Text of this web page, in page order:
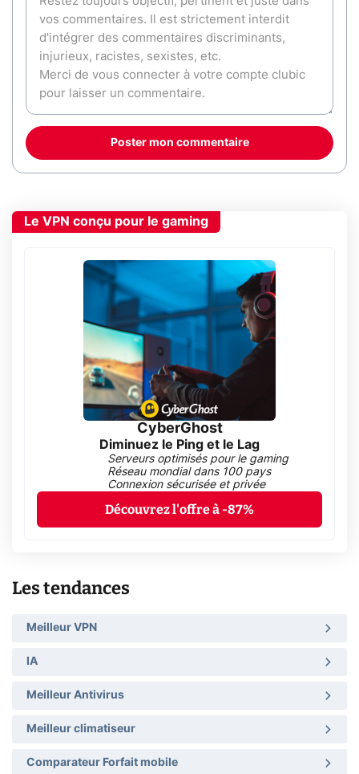
Poster mon commentaire
Le VPN conçu pour le gaming
CyberGhost
Diminuez le Ping et le Lag
Serveurs optimisés pour le gaming
Réseau mondial dans 100 pays
Connexion sécurisée et privée
Découvrez l'offre à -87%
Les tendances
Meilleur VPN
IA
Meilleur Antivirus
Meilleur climatiseur
Comparateur Forfait mobile